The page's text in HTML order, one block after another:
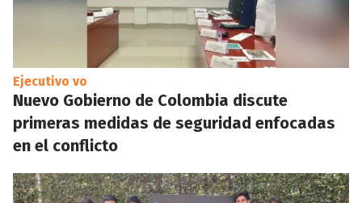
Ejecutivo vo
Nuevo Gobierno de Colombia discute
primeras medidas de seguridad enfocadas
en el conflicto